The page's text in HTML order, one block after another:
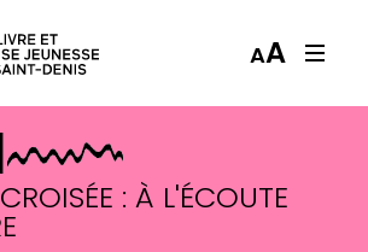
AA
: À L'ÉCOUTE